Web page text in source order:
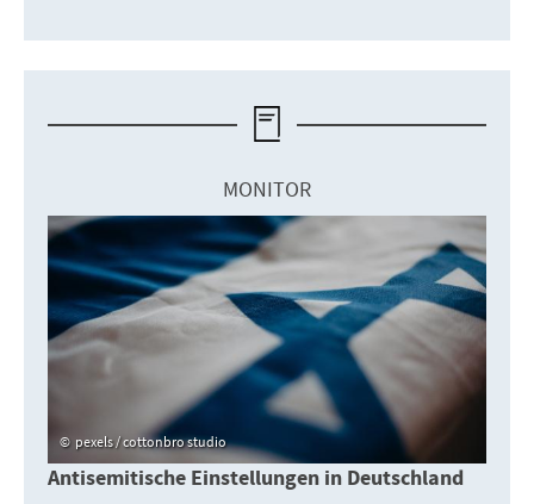
MONITOR
pexels / cottonbro studio
Antisemitische Einstellungen in Deutschland